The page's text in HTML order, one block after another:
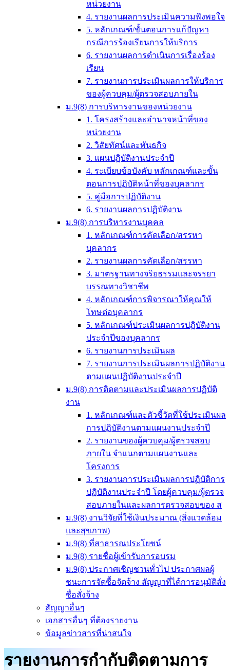
หน่วยงาน
4. รายงานผลการประเมินความพึงพอใจ
5. หลักเกณฑ์/ขั้นตอนการแก้ปัญหา
กรณีการร้องเรียนการให้บริการ
6. รายงานผลการดำเนินการเรื่องร้อง
เรียน
7. รายงานการประเมินผลการให้บริการ
ของผู้ควบคุม/ผู้ตรวจสอบภายใน
ม.9(8) การบริหารงานของหน่วยงาน
1. โครงสร้างและอำนาจหน้าที่ของ
หน่วยงาน
2. วิสัยทัศน์และพันธกิจ
3. แผนปฏิบัติงานประจำปี
4. ระเบียบข้อบังคับ หลักเกณฑ์และขั้น
ตอนการปฏิบัติหน้าที่ของบุคลากร
5. คู่มือการปฏิบัติงาน
6. รายงานผลการปฏิบัติงาน
ม.9(8) การบริหารงานบุคคล
1. หลักเกณฑ์การคัดเลือก/สรรหา
บุคลากร
2. รายงานผลการคัดเลือก/สรรหา
3. มาตรฐานทางจริยธรรมและจรรยา
บรรณทางวิชาชีพ
4. หลักเกณฑ์การพิจารณาให้คุณให้
โทษต่อบุคลากร
5. หลักเกณฑ์ประเมินผลการปฏิบัติงาน
ประจำปีของบุคลากร
6. รายงานการประเมินผล
7. รายงานการประเมินผลการปฏิบัติงาน
ตามแผนปฏิบัติงานประจำปี
ม.9(8) การติดตามและประเมินผลการปฏิบัติ
งาน
1. หลักเกณฑ์และตัวชี้วัดที่ใช้ประเมินผล
การปฏิบัติงานตามแผนงานประจำปี
2. รายงานของผู้ควบคุม/ผู้ตรวจสอบ
ภายใน จำแนกตามแผนงานและ
โครงการ
3. รายงานการประเมินผลการปฏิบัติการ
ปฏิบัติงานประจำปี โดยผู้ควบคุม/ผู้ตรวจ
สอบภายในและผลการตรวจสอบของ ส
ม.9(8) งานวิจัยที่ใช้เงินประมาณ (สิ่งแวดล้อม
และสุขภาพ)
ม.9(8) ที่สาธารณประโยชน์
ม.9(8) รายชื่อผู้เข้ารับการอบรม
ม.9(8) ประกาศเชิญชวนทั่วไป ประกาศผลผู้
ชนะการจัดซื้อจัดจ้าง สัญญาที่ได้การอนุมัติสั่ง
ซื่อสั่งจ้าง
สัญญาอื่นๆ
เอกสารอื่นๆ ที่ต้องรายงาน
ข้อมูลข่าวสารที่น่าสนใจ
รายงานการกำกับติดตามการ